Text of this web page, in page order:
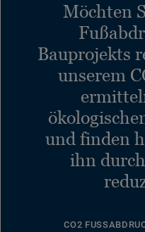
Möchten
Bauprojekts
unserem
und finden
ihn
CO2